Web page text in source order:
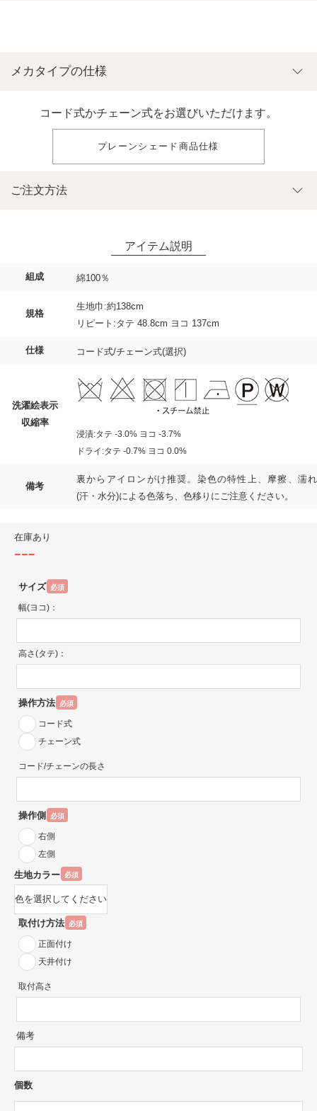
組成 綿100％
規格
生地巾:約138cm
リピート:タテ 48.8cm ヨコ 137cm
仕様 コード式/チェーン式(選択)
洗濯絵表示
収縮率
浸漬:タテ -3.0% ヨコ -3.7%
ドライ:タテ -0.7% ヨコ 0.0%
備考
裏からアイロンがけ推奨。染色の特性上、摩擦、濡れ
(汗・水分)による色落ち、色移りにご注意ください。
在庫あり
---
サイズ 必須
幅(ヨコ)：
高さ(タテ)：
操作方法 必須
コード式
チェーン式
コード/チェーンの長さ
操作側 必須
右側
左側
生地カラー 必須
取付け方法 必須
正面付け
天井付け
取付高さ
備考
個数
ご注文方法
メカタイプの仕様
コード式かチェーン式をお選びいただけます。
プレーンシェード商品仕様